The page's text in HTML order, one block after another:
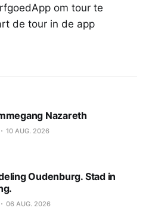
om tour te
de tour in de app
Nazareth
10 AUG. 2026
Oudenburg. Stad in
06 AUG. 2026